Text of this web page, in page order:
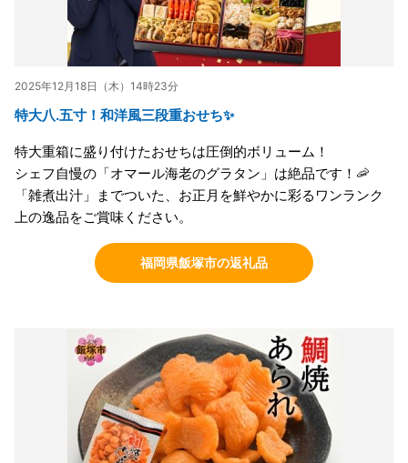
2025年12月18日（木）14時23分
特大八.五寸！和洋風三段重おせち✨
特大重箱に盛り付けたおせちは圧倒的ボリューム！
シェフ自慢の「オマール海老のグラタン」は絶品です！🦐
「雑煮出汁」までついた、お正月を鮮やかに彩るワンランク
上の逸品をご賞味ください。
福岡県飯塚市の返礼品